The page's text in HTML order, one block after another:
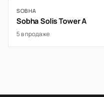
SOBHA
Sobha Solis Tower A
5 в продаже